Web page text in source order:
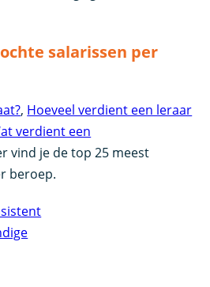
salarissen per
, Hoeveel verdient een leraar
verdient een
vind je de top 25 meest
beroep.